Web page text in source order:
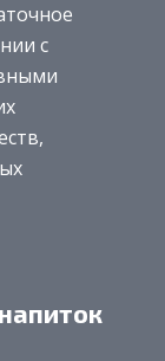
с